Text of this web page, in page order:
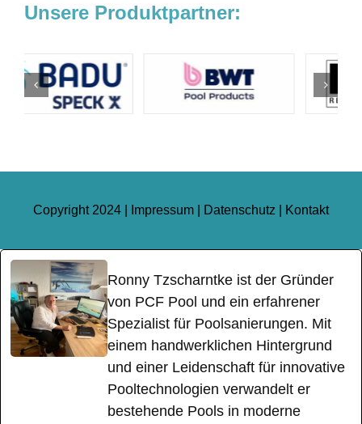
Unsere Produktpartner:
Copyright 2024 | Impressum Datenschutz Kontakt
Ronny Tzscharntke ist der Gründer
von PCF Pool und ein erfahrener
Spezialist für Poolsanierungen. Mit
einem handwerklichen Hintergrund
und einer Leidenschaft für innovative
Pooltechnologien verwandelt er
bestehende Pools in moderne